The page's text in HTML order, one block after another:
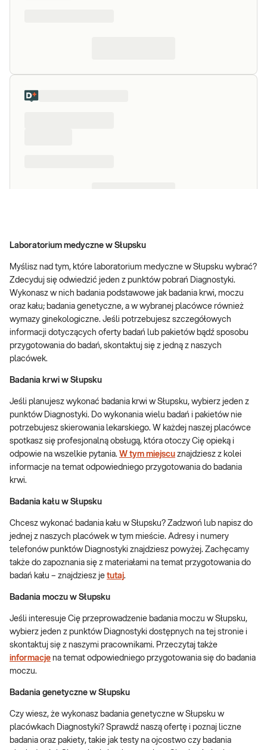
Laboratorium medyczne w Słupsku
Myślisz nad tym, które laboratorium medyczne w Słupsku wybrać?
Zdecyduj się odwiedzić jeden z punktów pobrań Diagnostyki.
Wykonasz w nich badania podstawowe jak badania krwi, moczu
oraz kału; badania genetyczne, a w wybranej placówce również
wymazy ginekologiczne. Jeśli potrzebujesz szczegółowych
informacji dotyczących oferty badań lub pakietów bądź sposobu
przygotowania do badań, skontaktuj się z jedną z naszych
placówek.
Badania krwi w Słupsku
Jeśli planujesz wykonać badania krwi w Słupsku, wybierz jeden z
punktów Diagnostyki. Do wykonania wielu badań i pakietów nie
potrzebujesz skierowania lekarskiego. W każdej naszej placówce
spotkasz się profesjonalną obsługą, która otoczy Cię opieką i
odpowie na wszelkie pytania. W tym miejscu znajdziesz z kolei
informacje na temat odpowiedniego przygotowania do badania
krwi.
Badania kału w Słupsku
Chcesz wykonać badania kału w Słupsku? Zadzwoń lub napisz do
jednej z naszych placówek w tym mieście. Adresy i numery
telefonów punktów Diagnostyki znajdziesz powyżej. Zachęcamy
także do zapoznania się z materiałami na temat przygotowania do
badań kału – znajdziesz je tutaj.
Badania moczu w Słupsku
Jeśli interesuje Cię przeprowadzenie badania moczu w Słupsku,
wybierz jeden z punktów Diagnostyki dostępnych na tej stronie i
skontaktuj się z naszymi pracownikami. Przeczytaj także
informacje na temat odpowiedniego przygotowania się do badania
moczu.
Badania genetyczne w Słupsku
Czy wiesz, że wykonasz badania genetyczne w Słupsku w
placówkach Diagnostyki? Sprawdź naszą ofertę i poznaj liczne
badania oraz pakiety, takie jak testy na ojcostwo czy badania